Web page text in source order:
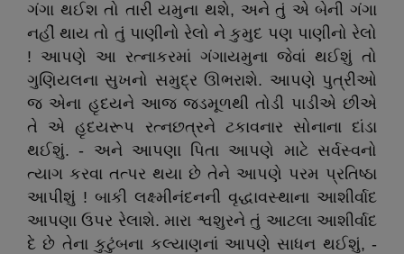
ગંગા થઈશ તો તારી યમુના થશે, અને તું એ બેની ગંગા
નહીં થાય તો તું પાણીનો રેલો ને કુમુદ પણ પાણીનો રેલો
! આપણે આ રત્નાકરમાં ગંગાયમુના જેવાં થઈશું તો
ગુણિયલના સુખનો સમુદ્ર ઊભરાશે. આપણે પુત્રીઓ
જ એના હૃદયને આજ જડમૂળથી તોડી પાડીએ છીએ
તે એ હૃદયરૂપ રત્નછત્રને ટકાવનાર સોનાના દાંડા
થઈશું. - અને આપણા પિતા આપણે માટે સર્વસ્વનો
ત્યાગ કરવા તત્પર થયા છે તેને આપણે પરમ પ્રતિષ્ઠા
આપીશું ! બાકી લક્ષ્મીનંદનની વૃદ્ધાવસ્થાના આશીર્વાદ
આપણા ઉપર રેલાશે. મારા શ્વશુરને તું આટલા આશીર્વાદ
દે છે તેના કુટુંબના કલ્યાણનાં આપણે સાધન થઈશું, -